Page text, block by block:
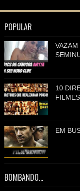
POPULAR
VAZAM
10
EM
BOMBANDO...